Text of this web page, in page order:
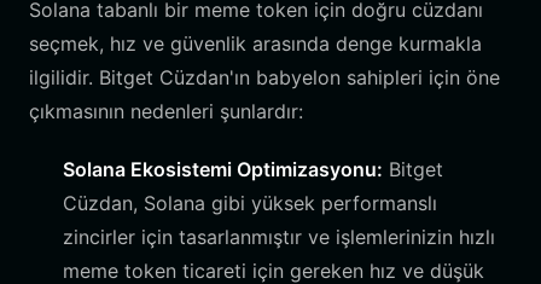
Solana tabanlı bir meme token için doğru cüzdanı
seçmek, hız ve güvenlik arasında denge kurmakla
ilgilidir. Bitget Cüzdan'ın babyelon sahipleri için öne
çıkmasının nedenleri şunlardır:
Solana Ekosistemi Optimizasyonu: Bitget
Cüzdan, Solana gibi yüksek performanslı
zincirler için tasarlanmıştır ve işlemlerinizin hızlı
meme token ticareti için gereken hız ve düşük